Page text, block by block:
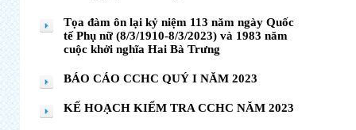
Tọa đàm ôn lại kỷ niệm 113 năm ngày Quốc
tế Phụ nữ (8/3/1910-8/3/2023) và 1983 năm
cuộc khởi nghĩa Hai Bà Trưng
BÁO CÁO CCHC QUÝ I NĂM 2023
KẾ HOẠCH KIỂM TRA CCHC NĂM 2023